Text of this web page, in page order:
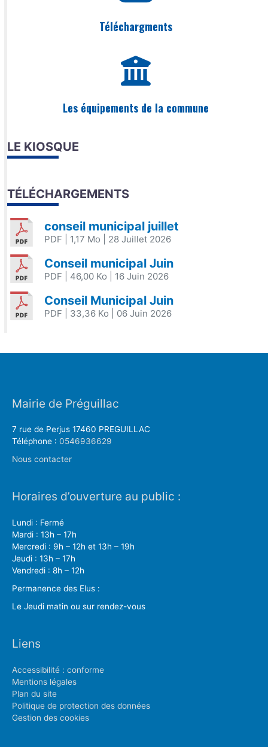
Téléchargments
Les équipements de la commune
LE KIOSQUE
TÉLÉCHARGEMENTS
conseil municipal juillet
PDF | 1,17 Mo | 28 Juillet 2026
Conseil municipal Juin
PDF | 46,00 Ko | 16 Juin 2026
Conseil Municipal Juin
PDF | 33,36 Ko | 06 Juin 2026
Mairie de Préguillac
7 rue de Perjus 17460 PREGUILLAC
Téléphone : 0546936629
Nous contacter
Horaires d’ouverture au public :
Lundi : Fermé
Mardi : 13h – 17h
Mercredi : 9h – 12h et 13h – 19h
Jeudi : 13h – 17h
Vendredi : 8h – 12h
Permanence des Elus :
Le Jeudi matin ou sur rendez-vous
Liens
Accessibilité : conforme
Mentions légales
Plan du site
Politique de protection des données
Gestion des cookies